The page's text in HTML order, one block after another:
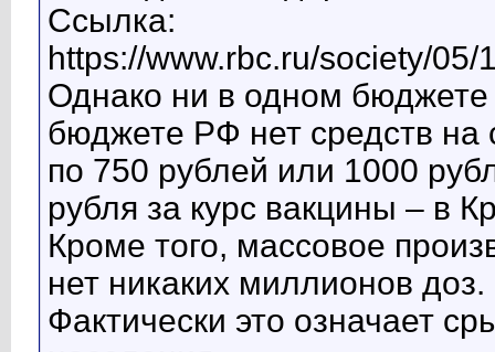
Ссылка:
https://www.rbc.ru/society/
Однако ни в одном
бюджете РФ нет средств
по 750 рублей или 1000
рубля за курс вакцины – в
Кроме того, массовое
нет никаких миллионов доз.
Фактически это означает